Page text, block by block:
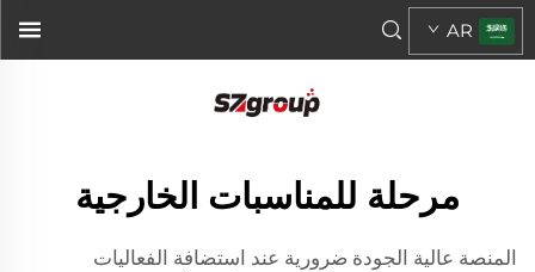
AR
مرحلة للمناسبات الخارجية
المنصة عالية الجودة ضرورية عند استضافة الفعاليات